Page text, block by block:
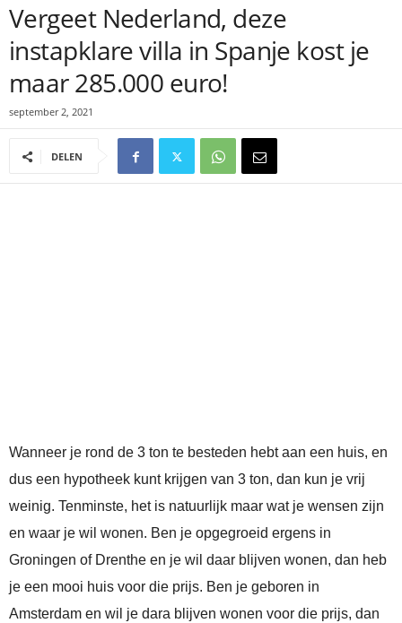
Vergeet Nederland, deze
instapklare villa in Spanje kost je
maar 285.000 euro!
september 2, 2021
DELEN
Wanneer je rond de 3 ton te besteden hebt aan een huis, en
dus een hypotheek kunt krijgen van 3 ton, dan kun je vrij
weinig. Tenminste, het is natuurlijk maar wat je wensen zijn
en waar je wil wonen. Ben je opgegroeid ergens in
Groningen of Drenthe en je wil daar blijven wonen, dan heb
je een mooi huis voor die prijs. Ben je geboren in
Amsterdam en wil je dara blijven wonen voor die prijs, dan